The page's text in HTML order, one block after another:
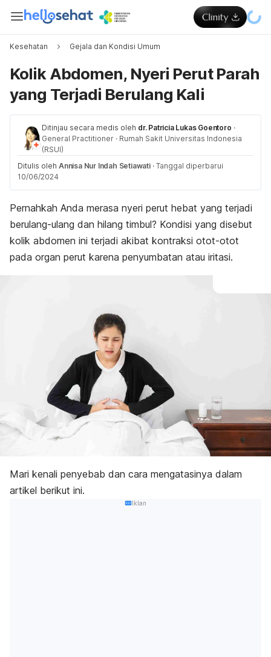
Kesehatan Gejala dan Kondisi Umum
Kolik Abdomen, Nyeri Perut Parah
yang Terjadi Berulang Kali
Ditinjau secara medis oleh dr. Patricia Lukas Goentoro ·
General Practitioner · Rumah Sakit Universitas Indonesia
(RSUI)
Ditulis oleh Annisa Nur Indah Setiawati · Tanggal diperbarui
10/06/2024
Pernahkah Anda merasa nyeri perut hebat yang terjadi
berulang-ulang dan hilang timbul? Kondisi yang disebut
kolik abdomen ini terjadi akibat kontraksi otot-otot
pada organ perut karena penyumbatan atau iritasi.
Mari kenali penyebab dan cara mengatasinya dalam
artikel berikut ini.
Iklan